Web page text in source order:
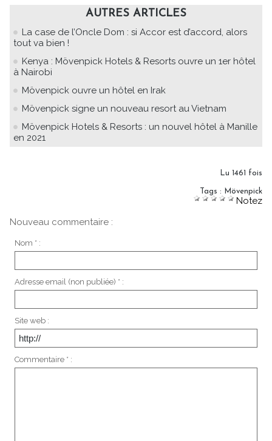
AUTRES ARTICLES
La case de l’Oncle Dom : si Accor est d’accord, alors
tout va bien !
Kenya : Mövenpick Hotels & Resorts ouvre un 1er hôtel
à Nairobi
Mövenpick ouvre un hôtel en Irak
Mövenpick signe un nouveau resort au Vietnam
Mövenpick Hotels & Resorts : un nouvel hôtel à Manille
en 2021
Lu 1461 fois
Tags : Mövenpick
Notez
Nouveau commentaire :
Nom * :
Adresse email (non publiée) * :
Site web :
Commentaire * :